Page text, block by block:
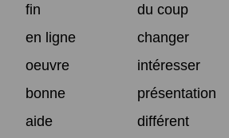
fin
du coup
en ligne
changer
oeuvre
intéresser
bonne
présentation
aide
différent